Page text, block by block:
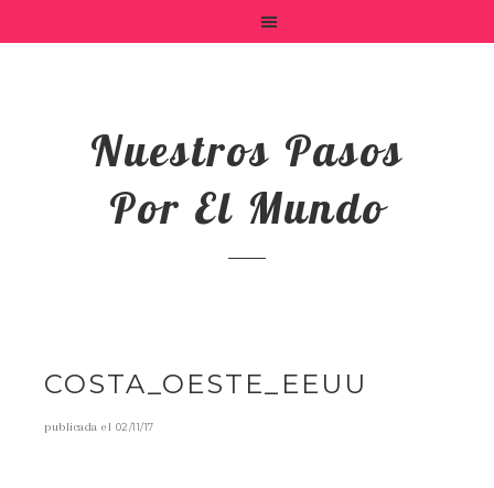
Nuestros Pasos
Por El Mundo
COSTA_OESTE_EEUU
publicada el 02/11/17